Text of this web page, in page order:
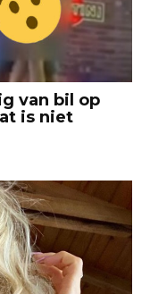
van bil op
is niet